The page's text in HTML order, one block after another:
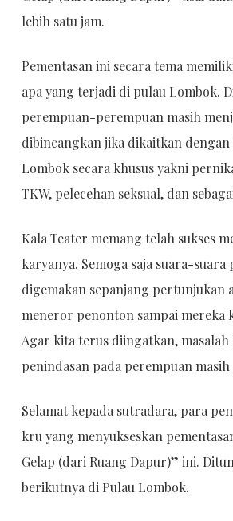
lebih satu jam.
Pementasan ini secara tema
apa yang terjadi di pulau Lombok.
perempuan-perempuan masih
dibincangkan jika dikaitkan dengan
Lombok secara khusus yakni
TKW, pelecehan seksual, dan
Kala Teater memang telah sukses
karyanya. Semoga saja suara-
digemakan sepanjang pertunjukan
meneror penonton sampai mereka
Agar kita terus diingatkan, masalah
penindasan pada perempuan masih
Selamat kepada sutradara, para
kru yang menyukseskan
Gelap (dari Ruang Dapur)” ini.
berikutnya di Pulau Lombok.